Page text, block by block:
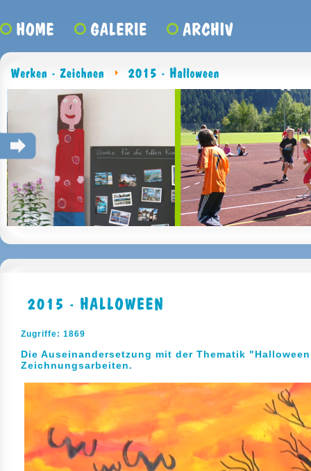
Zugriffe: 1869
Die Auseinandersetzung mit der Thematik
Zeichnungsarbeiten.